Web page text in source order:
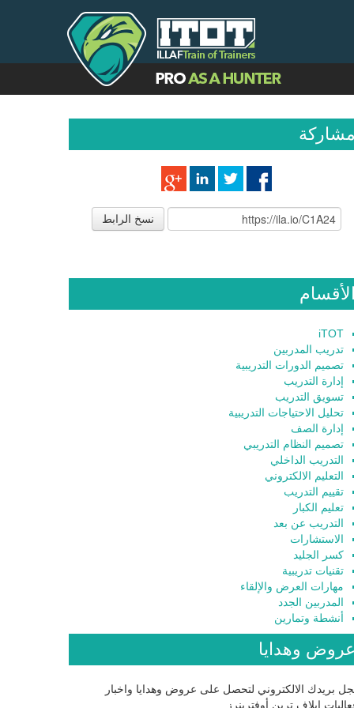
مشاركة
نسخ الرابط
الأقسام
iTOT
تدريب المدربين
تصميم الدورات التدريبية
إدارة التدريب
تسويق التدريب
تحليل الاحتياجات التدريبية
إدارة الصف
تصميم النظام التدريبي
التدريب الداخلي
التعليم الالكتروني
تقييم التدريب
تعليم الكبار
التدريب عن بعد
الاستشارات
كسر الجليد
تقنيات تدريبية
مهارات العرض والإلقاء
المدربين الجدد
أنشطة وتمارين
عروض وهدايا
بريدك الالكتروني لتحصل على عروض وهدايا واخبار
إيلاف ترين أوفترينرز